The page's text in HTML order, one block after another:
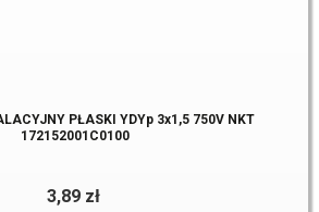
PŁASKI YDYp 3x1,5 750V NKT
172152001C0100
3,89 zł